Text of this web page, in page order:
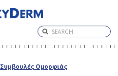
Συμβουλές Ομορφιάς